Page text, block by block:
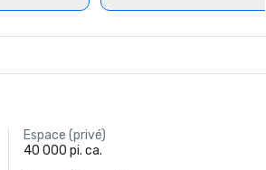
Espace (privé)
40 000 pi. ca.